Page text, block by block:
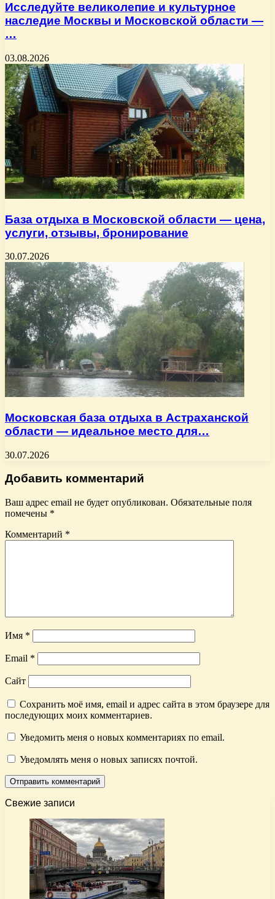
Исследуйте великолепие и культурное
наследие Москвы и Московской области —
…
03.08.2026
База отдыха в Московской области — цена,
услуги, отзывы, бронирование
30.07.2026
Московская база отдыха в Астраханской
области — идеальное место для…
30.07.2026
Добавить комментарий
Ваш адрес email не будет опубликован. Обязательные поля
помечены *
Комментарий *
Имя *
Email *
Сайт
Сохранить моё имя, email и адрес сайта в этом браузере для
последующих моих комментариев.
Уведомить меня о новых комментариях по email.
Уведомлять меня о новых записях почтой.
Свежие записи